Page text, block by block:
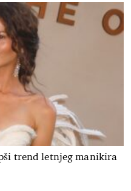
trend letnjeg manikira